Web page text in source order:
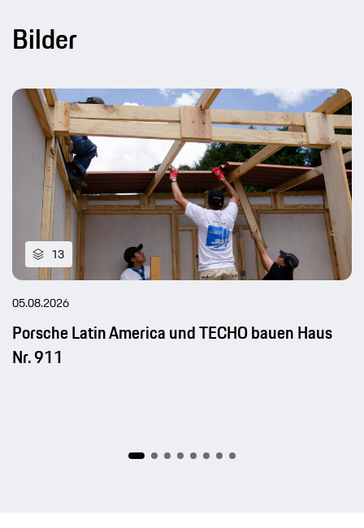
Bilder
13
05.08.2026
Porsche Latin America und TECHO bauen Haus
Nr. 911